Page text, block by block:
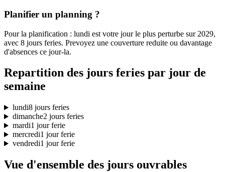
Planifier un planning ?
Pour la planification : lundi est votre jour le plus perturbe sur 2029,
avec 8 jours feries. Prevoyez une couverture reduite ou davantage
d'absences ce jour-la.
Repartition des jours feries par jour de
semaine
lundi8 jours feries
dimanche2 jours feries
mardi1 jour ferie
mercredi1 jour ferie
vendredi1 jour ferie
Vue d'ensemble des jours ouvrables